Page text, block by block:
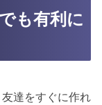
も有利に
達をすぐに作れ